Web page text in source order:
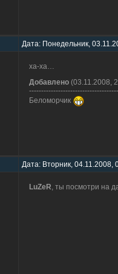
Дата: Понедельник,
xa-xa…
Добавлено (03.11.2008,
Беломорчик
Дата: Вторник, 04.11.2008,
LuZeR, ты посмотри на